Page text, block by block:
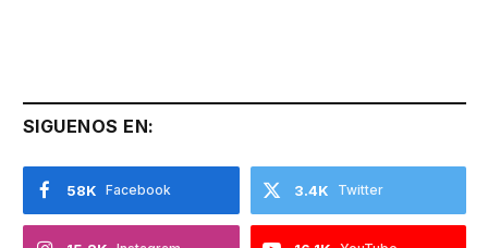
SIGUENOS EN:
Facebook
58K Twitter
3.4K